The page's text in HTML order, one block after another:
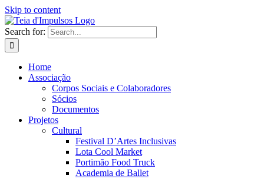
Skip to content
Search for:
Home
Associação
Corpos Sociais e Colaboradores
Sócios
Documentos
Projetos
Cultural
Festival D’Artes Inclusivas
Lota Cool Market
Portimão Food Truck
Academia de Ballet